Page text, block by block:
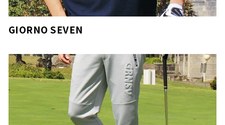
GIORNO SEVEN